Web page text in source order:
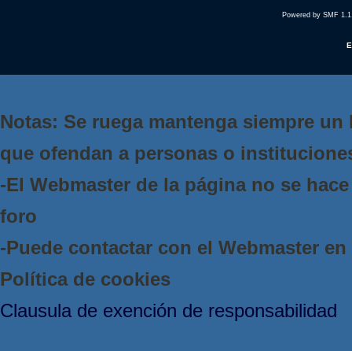
Powered by SMF
Notas: Se ruega mantenga siempre
que ofendan a personas o
-El Webmaster de la página no se
foro
-Puede contactar con el Webmaster
Política de cookies
Clausula de exención de responsabilidad